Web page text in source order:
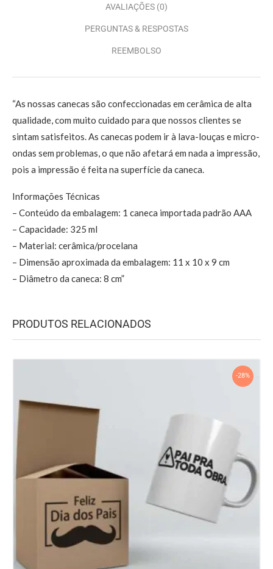
AVALIAÇÕES (0)
PERGUNTAS & RESPOSTAS
REEMBOLSO
“As nossas canecas são confeccionadas em cerâmica de alta
qualidade, com muito cuidado para que nossos clientes se
sintam satisfeitos. As canecas podem ir à lava-louças e micro-
ondas sem problemas, o que não afetará em nada a impressão,
pois a impressão é feita na superfície da caneca.
Informações Técnicas
– Conteúdo da embalagem: 1 caneca importada padrão AAA
– Capacidade: 325 ml
– Material: cerâmica/procelana
– Dimensão aproximada da embalagem: 11 x 10 x 9 cm
– Diâmetro da caneca: 8 cm”
PRODUTOS RELACIONADOS
-28%